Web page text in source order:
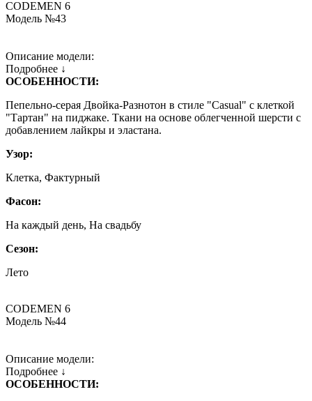
CODEMEN 6
Модель №43
Описание модели:
Подробнее ↓
ОСОБЕННОСТИ:
Пепельно-серая Двойка-Разнотон в стиле "Casual" с клеткой
"Тартан" на пиджаке. Ткани на основе облегченной шерсти с
добавлением лайкры и эластана.
Узор:
Клетка, Фактурный
Фасон:
На каждый день, На свадьбу
Сезон:
Лето
CODEMEN 6
Модель №44
Описание модели:
Подробнее ↓
ОСОБЕННОСТИ: